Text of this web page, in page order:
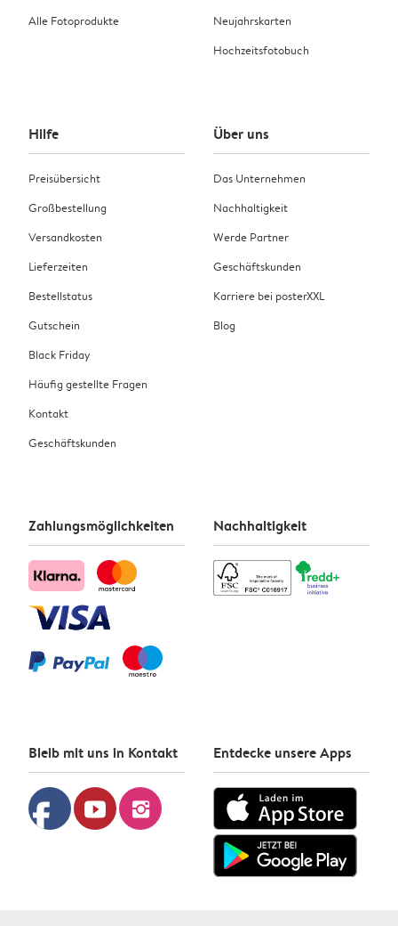
Alle Fotoprodukte
Neujahrskarten
Hochzeitsfotobuch
Hilfe
Preisübersicht
Großbestellung
Versandkosten
Lieferzeiten
Bestellstatus
Gutschein
Black Friday
Häufig gestellte Fragen
Kontakt
Geschäftskunden
Über uns
Das Unternehmen
Nachhaltigkeit
Werde Partner
Geschäftskunden
Karriere bei posterXXL
Blog
Zahlungsmöglichkeiten Nachhaltigkeit
Bleib mit uns in Kontakt
facebook youtube instagram
Entdecke unsere Apps